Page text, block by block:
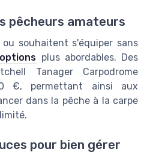
pêcheurs amateurs
souhaitent s'équiper sans
options plus abordables. Des
Tanager Carpodrome
€, permettant ainsi aux
dans la pêche à la carpe
pour bien gérer